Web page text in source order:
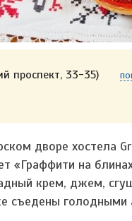
проспект, 33-35)
дворе хостела
«Граффити на
крем, джем,
съедены